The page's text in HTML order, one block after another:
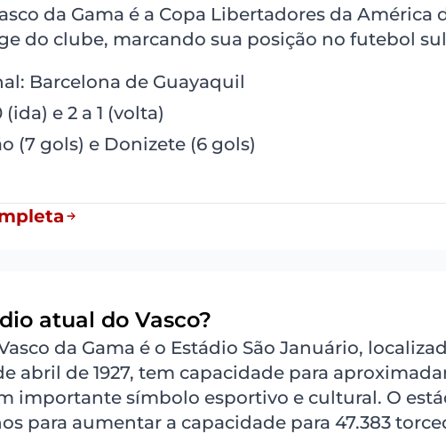
da Gama é a Copa Libertadores da América
do clube, marcando sua posição no futebol
Barcelona de Guayaquil
e 2 a 1 (volta)
(7 gols) e Donizete (6 gols)
atual do Vasco?
da Gama é o Estádio São Januário,
abril de 1927, tem capacidade para
importante símbolo esportivo e cultural. O
para aumentar a capacidade para 47.383